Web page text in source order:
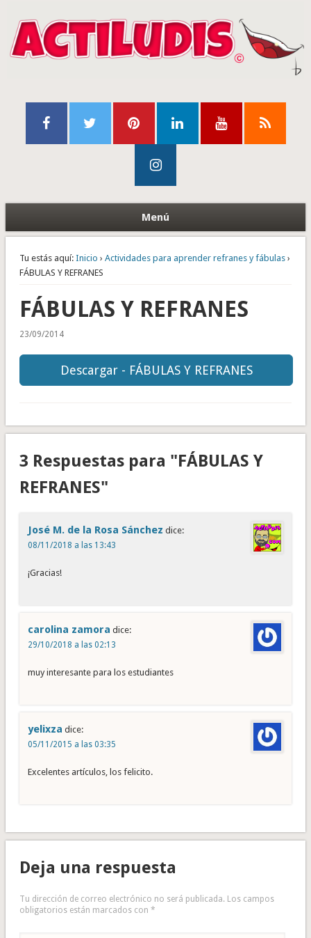
Menú
Tu estás aquí: Inicio › Actividades para aprender refranes y fábulas›
FÁBULAS Y REFRANES
FÁBULAS Y REFRANES
23/09/2014
Descargar - FÁBULAS Y REFRANES
3 Respuestas para "FÁBULAS Y
REFRANES"
José M. de la Rosa Sánchez dice:
08/11/2018 a las 13:43
¡Gracias!
carolina zamora dice:
29/10/2018 a las 02:13
muy interesante para los estudiantes
yelixza dice:
05/11/2015 a las 03:35
Excelentes artículos, los felicito.
Deja una respuesta
Tu dirección de correo electrónico no será publicada. Los campos
obligatorios están marcados con *